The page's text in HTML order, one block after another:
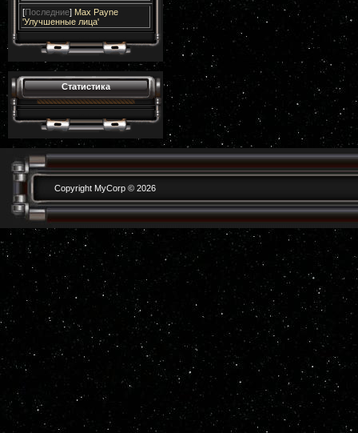
[Последние] Max Payne
'Улучшенные лица'
Статистика
Copyright MyCorp © 2026